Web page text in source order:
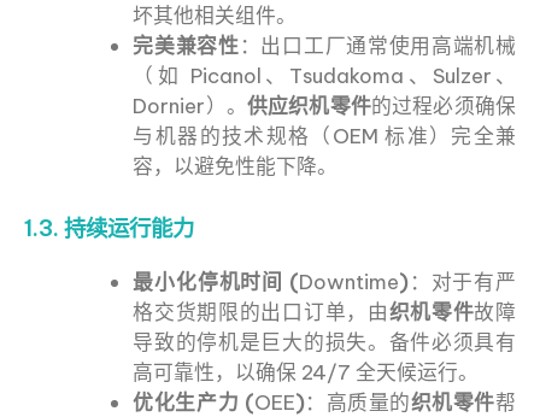
坏其他相关组件。
完美兼容性：出口工厂通常使用高端机械
（如 Picanol、Tsudakoma、Sulzer、
Dornier）。 供应织机零件的过程必须确保
与机器的技术规格（OEM 标准）完全兼
容，以避免性能下降。
1.3. 持续运行能力
最小化停机时间 (Downtime)：对于有严
格交货期限的出口订单，由织机零件故障
导致的停机是巨大的损失。备件必须具有
高可靠性，以确保 24/7 全天候运行。
优化生产力 (OEE)：高质量的织机零件帮